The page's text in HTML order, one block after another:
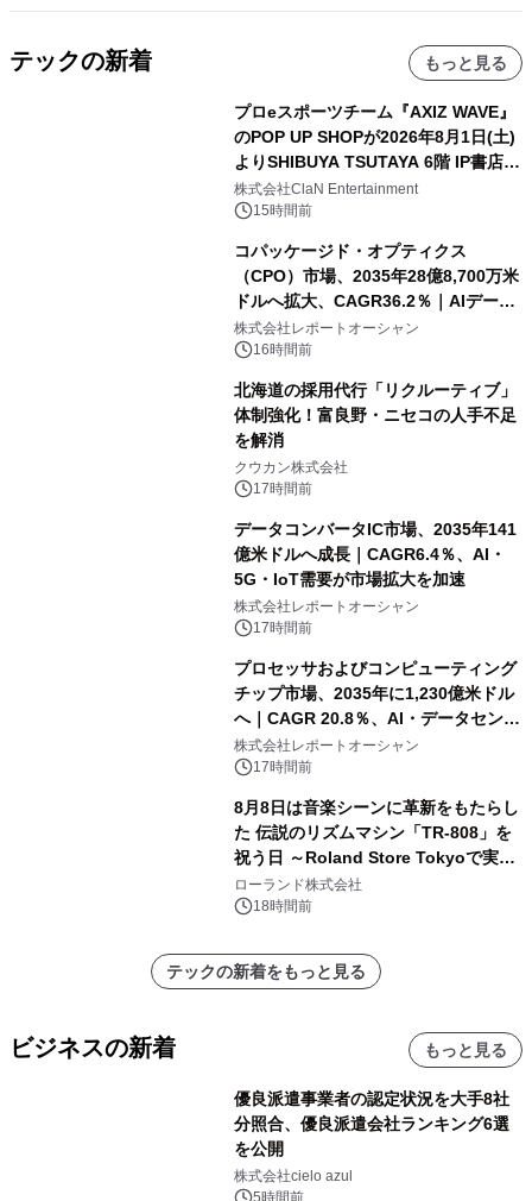
テックの新着 もっと見る
プロeスポーツチーム『AXIZ WAVE』
のPOP UP SHOPが2026年8月1日(土)
よりSHIBUYA TSUTAYA 6階 IP書店で
開催決定！！
株式会社ClaN Entertainment
15時間前
コパッケージド・オプティクス
（CPO）市場、2035年28億8,700万米
ドルへ拡大、CAGR36.2％｜AIデータ
センター・高速光通信需要が成長を加
速
株式会社レポートオーシャン
16時間前
北海道の採用代行「リクルーティブ」
体制強化！富良野・ニセコの人手不足
を解消
クウカン株式会社
17時間前
データコンバータIC市場、2035年141
億米ドルへ成長｜CAGR6.4％、AI・
5G・IoT需要が市場拡大を加速
株式会社レポートオーシャン
17時間前
プロセッサおよびコンピューティング
チップ市場、2035年に1,230億米ドル
へ｜CAGR 20.8％、AI・データセンタ
ー需要が成長を牽引
株式会社レポートオーシャン
17時間前
8月8日は音楽シーンに革新をもたらし
た 伝説のリズムマシン「TR-808」を
祝う日 ～Roland Store Tokyoで実機
を展示しての 記念キャンペーンを開
催 英国ラジオ「NTS」の 特別プログ
アーティストを フィーチャーしたアニ
メーションを公開～
ローランド株式会社
18時間前
テックの新着をもっと見る
ビジネスの新着 もっと見る
優良派遣事業者の認定状況を大手8社
分照合、優良派遣会社ランキング6選
を公開
株式会社cielo azul
5時間前